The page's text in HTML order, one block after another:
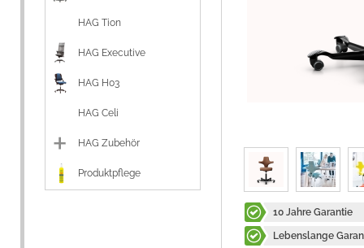
10 Jahre Garantie
Lebenslange
HAG Tion
HAG Executive
HAG H03
HAG Celi
HAG Zubehör
Produktpflege